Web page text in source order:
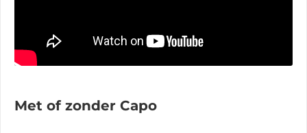
Met of zonder Capo